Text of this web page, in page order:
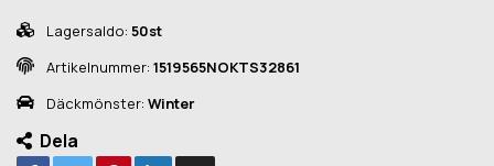
Lagersaldo: 50st
Artikelnummer: 1519565NOKTS32861
Däckmönster: Winter
Dela